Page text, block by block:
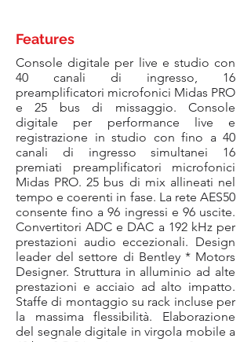
Features
Console digitale per live e studio con
40 canali di ingresso, 16
preamplificatori microfonici Midas PRO
e 25 bus di missaggio. Console
digitale per performance live e
registrazione in studio con fino a 40
canali di ingresso simultanei 16
premiati preamplificatori microfonici
Midas PRO. 25 bus di mix allineati nel
tempo e coerenti in fase. La rete AES50
consente fino a 96 ingressi e 96 uscite.
Convertitori ADC e DAC a 192 kHz per
prestazioni audio eccezionali. Design
leader del settore di Bentley * Motors
Designer. Struttura in alluminio ad alte
prestazioni e acciaio ad alto impatto.
Staffe di montaggio su rack incluse per
la massima flessibilità. Elaborazione
del segnale digitale in virgola mobile a